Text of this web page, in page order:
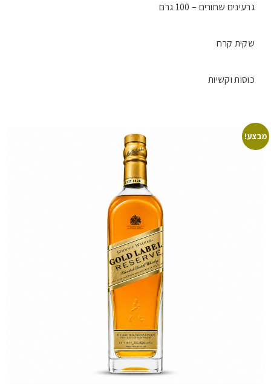
גרעינים שחורים – 100 גרם
שקית קרח
כוסות וקשיות
מבצע!